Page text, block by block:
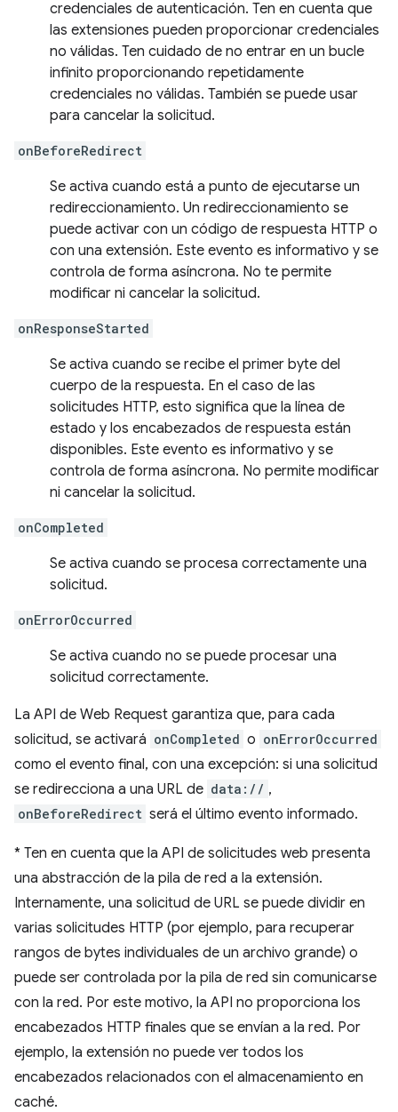
credenciales de autenticación. Ten en cuenta que
las extensiones pueden proporcionar credenciales
no válidas. Ten cuidado de no entrar en un bucle
infinito proporcionando repetidamente
credenciales no válidas. También se puede usar
para cancelar la solicitud.
onBeforeRedirect
Se activa cuando está a punto de ejecutarse un
redireccionamiento. Un redireccionamiento se
puede activar con un código de respuesta HTTP o
con una extensión. Este evento es informativo y se
controla de forma asíncrona. No te permite
modificar ni cancelar la solicitud.
onResponseStarted
Se activa cuando se recibe el primer byte del
cuerpo de la respuesta. En el caso de las
solicitudes HTTP, esto significa que la línea de
estado y los encabezados de respuesta están
disponibles. Este evento es informativo y se
controla de forma asíncrona. No permite modificar
ni cancelar la solicitud.
onCompleted
Se activa cuando se procesa correctamente una
solicitud.
onErrorOccurred
Se activa cuando no se puede procesar una
solicitud correctamente.
La API de Web Request garantiza que, para cada
solicitud, se activará onCompleted o onErrorOccurred
como el evento final, con una excepción: si una solicitud
se redirecciona a una URL de data:// ,
onBeforeRedirect será el último evento informado.
* Ten en cuenta que la API de solicitudes web presenta
una abstracción de la pila de red a la extensión.
Internamente, una solicitud de URL se puede dividir en
varias solicitudes HTTP (por ejemplo, para recuperar
rangos de bytes individuales de un archivo grande) o
puede ser controlada por la pila de red sin comunicarse
con la red. Por este motivo, la API no proporciona los
encabezados HTTP finales que se envían a la red. Por
ejemplo, la extensión no puede ver todos los
encabezados relacionados con el almacenamiento en
caché.